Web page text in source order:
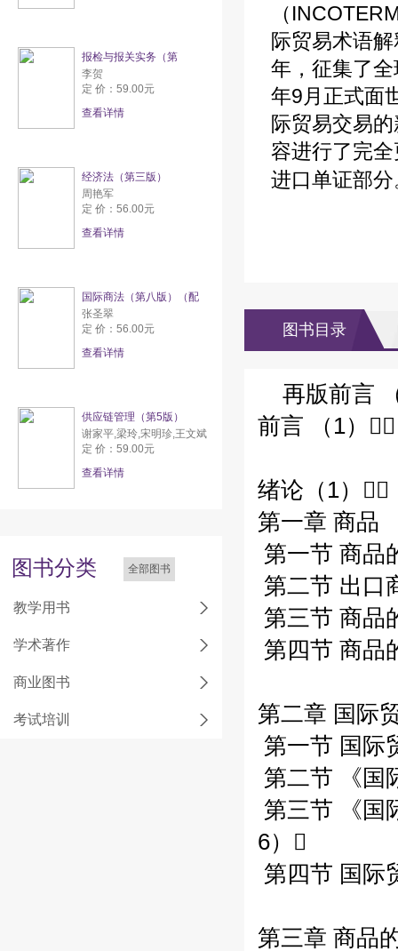
报检与报关实务（第
李贺
定 价：59.00元
查看详情
经济法（第三版）
周艳军
定 价：56.00元
查看详情
国际商法（第八版）（配
张圣翠
定 价：56.00元
查看详情
供应链管理（第5版）
谢家平,梁玲,宋明珍,王文斌
定 价：59.00元
查看详情
图书分类 全部图书
教学用书
学术著作
商业图书
考试培训
（
际贸易术语
年，征集了
年9月正式面
际贸易交易
容进行了完
进口单证部
图书目录
再版前言
前言 （1）
绪论（1）
第一章 商品
第一节 商品
第二节 出口
第三节 商品
第四节 商品
第二章 国际
第一节 国际
第二节 《国
第三节 《国
6）
第四节 国际
第三章 商品